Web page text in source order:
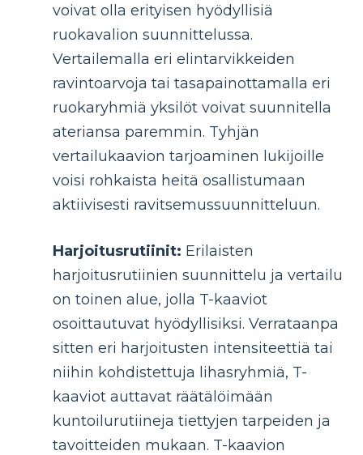
voivat olla erityisen hyödyllisiä
ruokavalion suunnittelussa.
Vertailemalla eri elintarvikkeiden
ravintoarvoja tai tasapainottamalla eri
ruokaryhmiä yksilöt voivat suunnitella
ateriansa paremmin. Tyhjän
vertailukaavion tarjoaminen lukijoille
voisi rohkaista heitä osallistumaan
aktiivisesti ravitsemussuunnitteluun.
Harjoitusrutiinit: Erilaisten
harjoitusrutiinien suunnittelu ja vertailu
on toinen alue, jolla T-kaaviot
osoittautuvat hyödyllisiksi. Verrataanpa
sitten eri harjoitusten intensiteettiä tai
niihin kohdistettuja lihasryhmiä, T-
kaaviot auttavat räätälöimään
kuntoilurutiineja tiettyjen tarpeiden ja
tavoitteiden mukaan. T-kaavion